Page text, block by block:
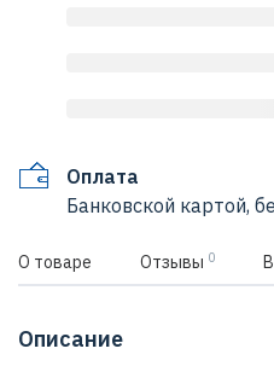
Оплата
Банковской картой,
О товаре Отзывы 0
Описание